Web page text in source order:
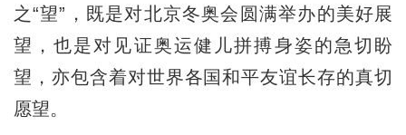
之“望”，既是对北京冬奥会圆满举办的美好展
望，也是对见证奥运健儿拼搏身姿的急切盼
望，亦包含着对世界各国和平友谊长存的真切
愿望。